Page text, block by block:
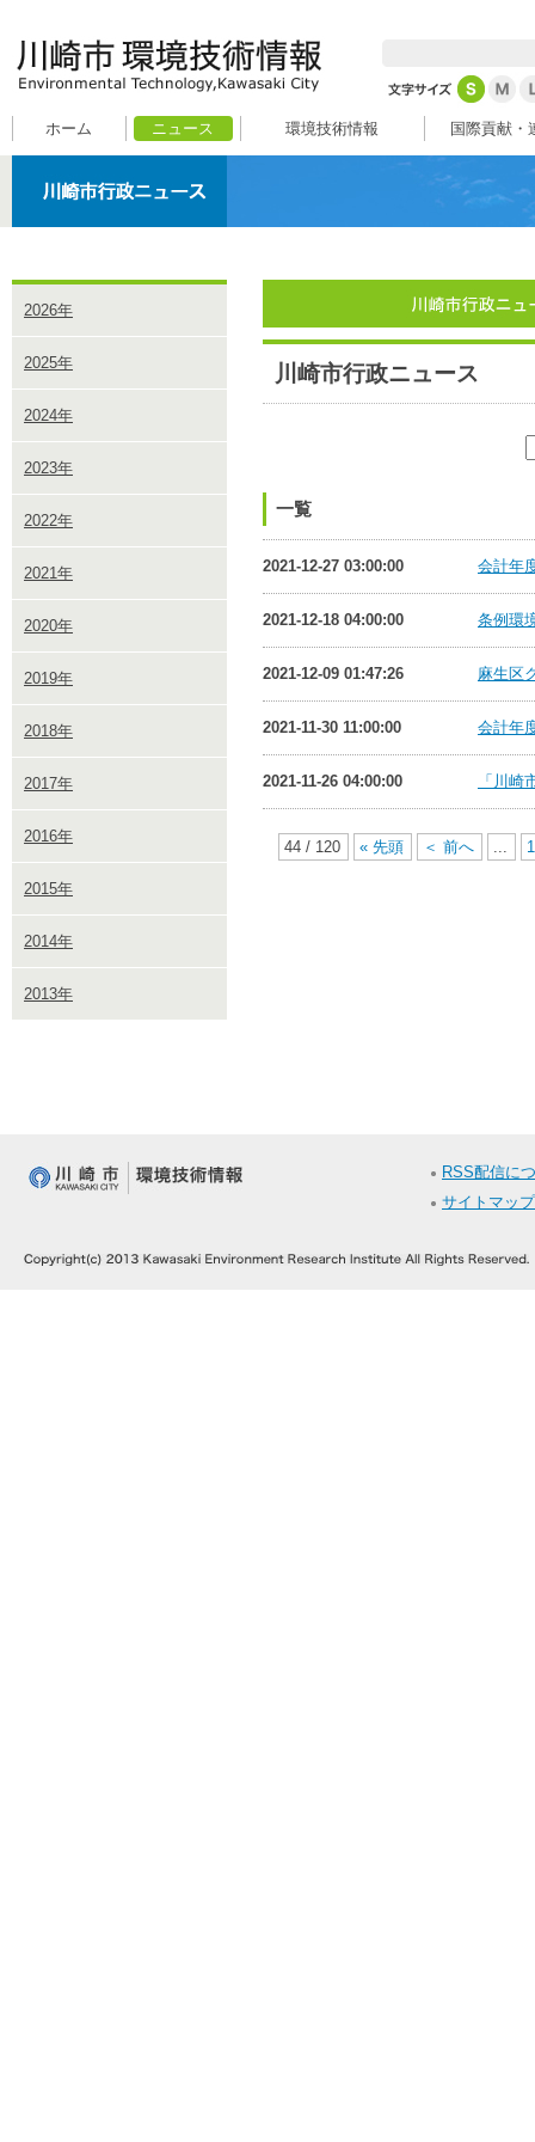
ホーム ニュース 環境技術情報 国際貢献・
2026年
2025年
2024年
2023年
2022年
2021年
2020年
2019年
2018年
2017年
2016年
2015年
2014年
2013年
川崎市行政ニュース
一覧
2021-12-27 03:00:00 会計年
2021-12-18 04:00:00 条例環
2021-12-09 01:47:26 麻生区
2021-11-30 11:00:00 会計年
2021-11-26 04:00:00 「川
44 / 120 « 先頭 ＜ 前へ ...
RSS配信に
サイトマップ